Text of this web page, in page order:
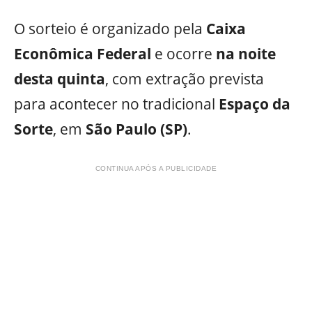
O sorteio é organizado pela Caixa
Econômica Federal e ocorre na noite
desta quinta, com extração prevista
para acontecer no tradicional Espaço da
Sorte, em São Paulo (SP).
CONTINUA APÓS A PUBLICIDADE